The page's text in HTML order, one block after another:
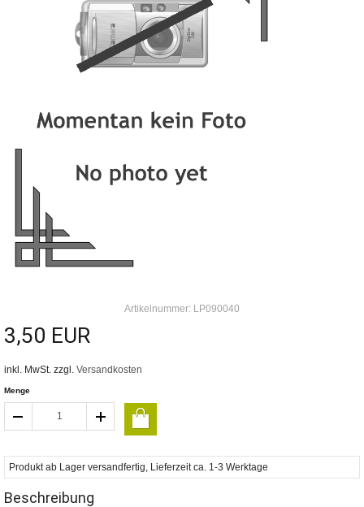
Artikelnummer: LP090040
3,50 EUR
inkl. MwSt. zzgl. Versandkosten
Menge
Produkt ab Lager versandfertig, Lieferzeit ca. 1-3 Werktage
Beschreibung